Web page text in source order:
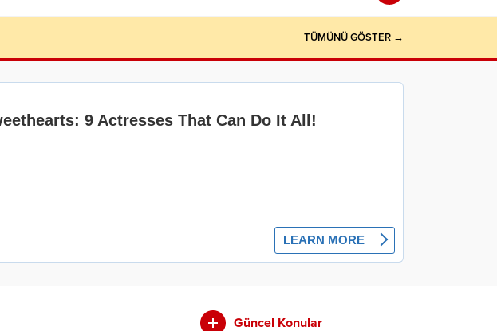
TÜMÜNÜ GÖSTER →
Güncel Konular